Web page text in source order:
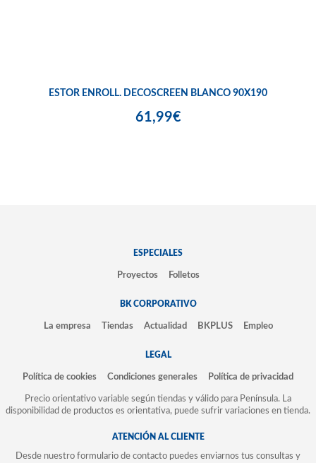
ESTOR ENROLL. DECOSCREEN BLANCO 90X190
61,99€
ESPECIALES
Proyectos Folletos
BK CORPORATIVO
La empresa Tiendas Actualidad BKPLUS Empleo
LEGAL
Política de cookies Condiciones generales Política de privacidad
Precio orientativo variable según tiendas y válido para Península. La
disponibilidad de productos es orientativa, puede sufrir variaciones en tienda.
ATENCIÓN AL CLIENTE
Desde nuestro formulario de contacto puedes enviarnos tus consultas y